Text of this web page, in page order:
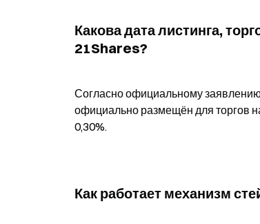
Какова дата листинга,
21Shares?
Согласно официальному
официально размещён для торгов
0,30%.
Как работает механизм